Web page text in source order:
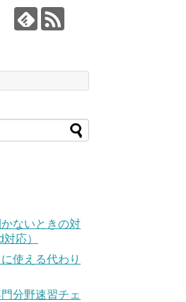
ないときの対
応）
使える代わり
分野速習チェ